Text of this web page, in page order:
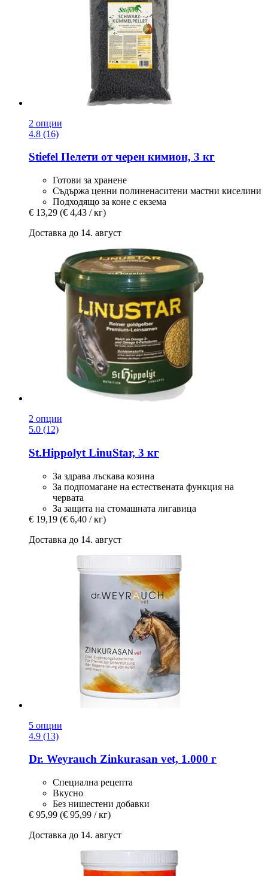
2 опции
4.8 (16)
Stiefel Пелети от черен кимион, 3 кг
Готови за хранене
Съдържа ценни полиненаситени мастни киселини
Подходящо за коне с екзема
€ 13,29 (€ 4,43 / кг)
Доставка до 14. август
2 опции
5.0 (12)
St.Hippolyt LinuStar, 3 кг
За здрава лъскава козина
За подпомагане на естествената функция на
червата
За защита на стомашната лигавица
€ 19,19 (€ 6,40 / кг)
Доставка до 14. август
5 опции
4.9 (13)
Dr. Weyrauch Zinkurasan vet, 1.000 г
Специална рецепта
Вкусно
Без нишестени добавки
€ 95,99 (€ 95,99 / кг)
Доставка до 14. август